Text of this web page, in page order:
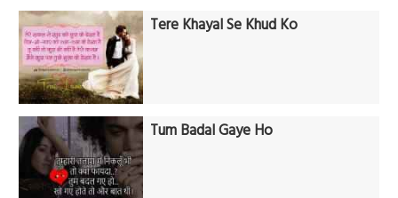
Tere Khayal Se Khud Ko
Tum Badal Gaye Ho